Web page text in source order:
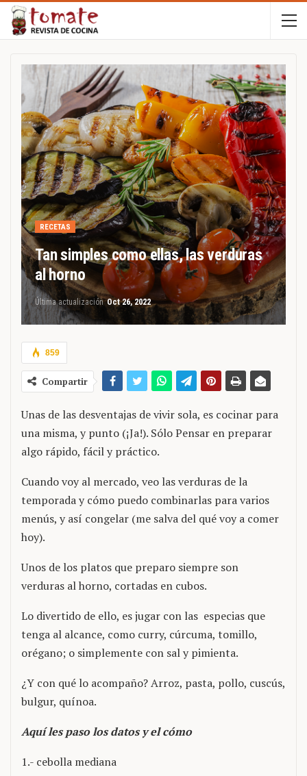
RECETAS
Tan simples como ellas, las verduras
al horno
Última actualizaciónOct 26, 2022
859
Compartir
Unas de las desventajas de vivir sola, es cocinar para
una misma, y punto (¡Ja!). Sólo Pensar en preparar
algo rápido, fácil y práctico.
Cuando voy al mercado, veo las verduras de la
temporada y cómo puedo combinarlas para varios
menús, y así congelar (me salva del qué voy a comer
hoy).
Unos de los platos que preparo siempre son
verduras al horno, cortadas en cubos.
Lo divertido de ello, es jugar con las especias que
tenga al alcance, como curry, cúrcuma, tomillo,
orégano; o simplemente con sal y pimienta.
¿Y con qué lo acompaño? Arroz, pasta, pollo, cuscús,
bulgur, quínoa.
Aquí les paso los datos y el cómo
1.- cebolla mediana